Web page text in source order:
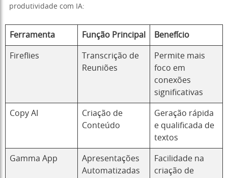
produtividade com IA:
Ferramenta Função Principal Benefício
Fireflies
Transcrição de
Reuniões
Permite mais
foco em
conexões
significativas
Copy AI
Criação de
Conteúdo
Geração rápida
e qualificada de
textos
Gamma App
Apresentações
Automatizadas
Facilidade na
criação de